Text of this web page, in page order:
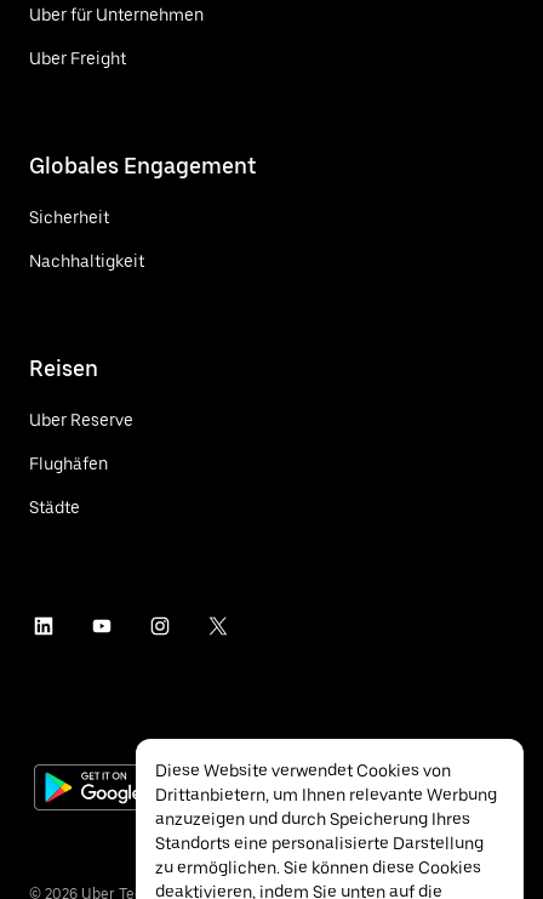
Uber für Unternehmen
Uber Freight
Globales Engagement
Sicherheit
Nachhaltigkeit
Reisen
Uber Reserve
Flughäfen
Städte
© 2026 Uber Technologies Inc.
Diese Website verwendet Cookies von
Drittanbietern, um Ihnen relevante Werbung
anzuzeigen und durch Speicherung Ihres
Standorts eine personalisierte Darstellung
zu ermöglichen. Sie können diese Cookies
deaktivieren, indem Sie unten auf die